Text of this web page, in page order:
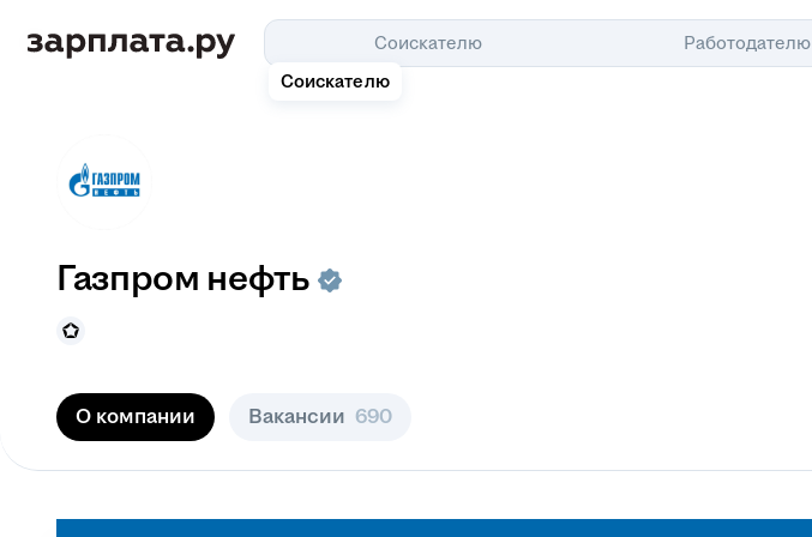
Соискателю
Соискателю
Работодателю
Газпром нефть
О компании Вакансии 690